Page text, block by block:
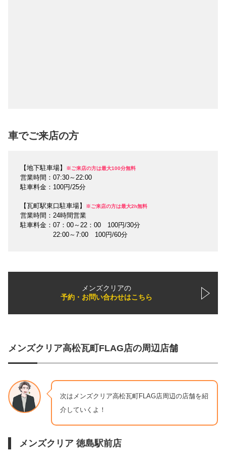
車でご来店の方
【地下駐車場】 ※ご来店の方は最大100分無料
営業時間：07:30～22:00
駐車料金：100円/25分
【瓦町駅東口駐車場】 ※ご来店の方は最大2h無料
営業時間：24時間営業
駐車料金：07：00～22：00 100円/30分
22:00～7:00 100円/60分
メンズクリアの
予約・お問い合わせはこちら
メンズクリア高松瓦町FLAG店の周辺店舗
次はメンズクリア高松瓦町FLAG店周辺の店舗を紹
介していくよ！
メンズクリア 徳島駅前店